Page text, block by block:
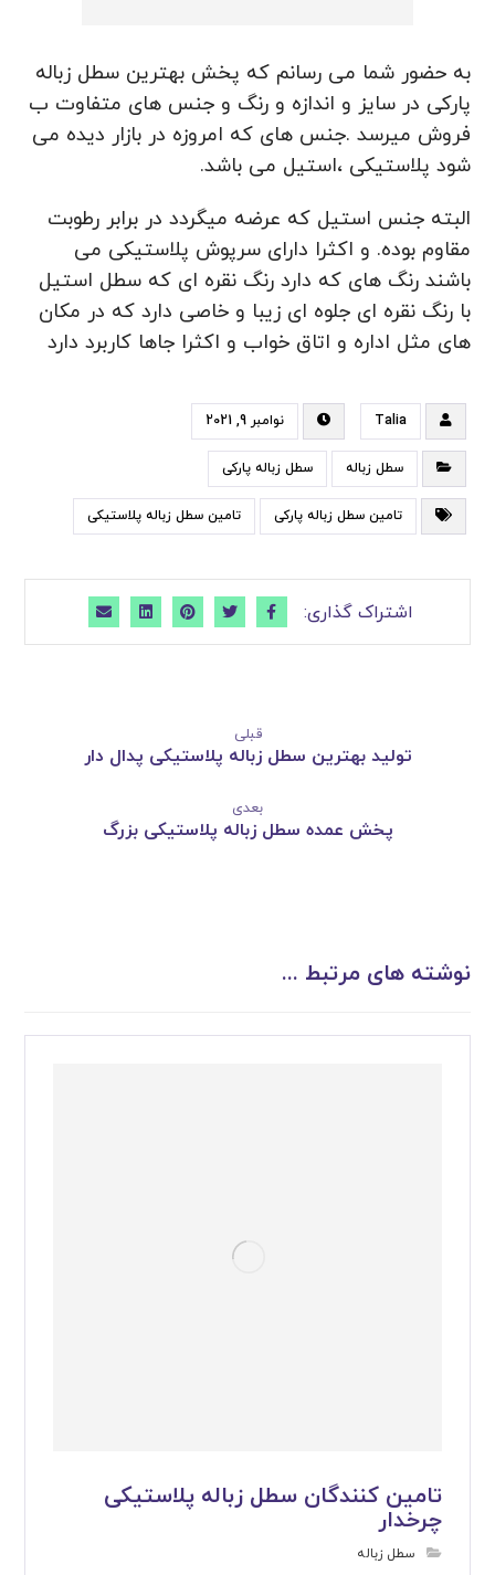
به حضور شما می رسانم که پخش بهترین سطل زباله
پارکی در سایز و اندازه و رنگ و جنس های متفاوت ب
فروش میرسد .جنس های که امروزه در بازار دیده می
شود پلاستیکی ،استیل می باشد.
البته جنس استیل که عرضه میگردد در برابر رطوبت
مقاوم بوده. و اکثرا دارای سرپوش پلاستیکی می
باشند رنگ های که دارد رنگ نقره ای که سطل استیل
با رنگ نقره ای جلوه ای زیبا و خاصی دارد که در مکان
های مثل اداره و اتاق خواب و اکثرا جاها کاربرد دارد
Talia نوامبر 9, 2021
سطل زباله سطل زباله پارکی
تامین سطل زباله پارکی تامین سطل زباله پلاستیکی
قبلی
تولید بهترین سطل زباله پلاستیکی پدال دار
بعدی
پخش عمده سطل زباله پلاستیکی بزرگ
نوشته های مرتبط ...
تامین کنندگان سطل زباله پلاستیکی
چرخدار
سطل زباله